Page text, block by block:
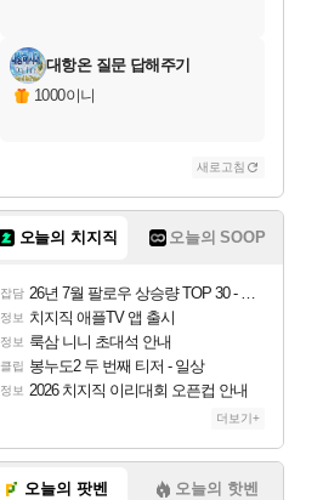
대항온 질문 답해주기
1000이니
새로고침
오늘의 치지직 오늘의 SOOP
잡담 26년 7월 팔로우 상승량 TOP 30 - 월간 치지직
정보 치지직 애플TV 앱 출시
정보 룩삼 니니 초대석 안내
클립 봉누도2 두 번째 티저 - 일상
정보 2026 치지직 이리대회 오픈컵 안내
더보기+
오늘의 팟벤 오늘의 핫벤